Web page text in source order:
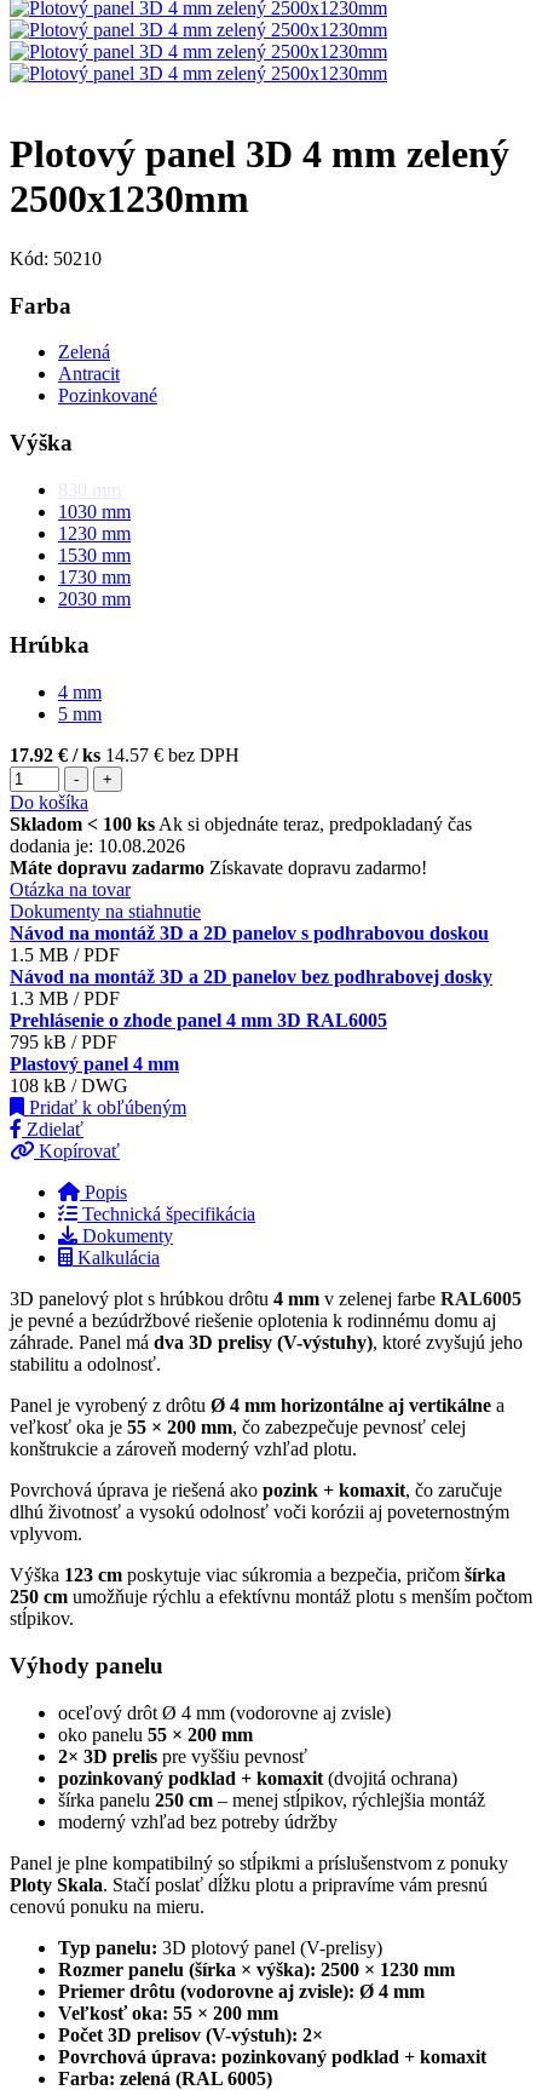
Plotový panel 3D 4 mm zelený
2500x1230mm
Kód: 50210
Farba
Zelená
Antracit
Pozinkované
Výška
830 mm
1030 mm
1230 mm
1530 mm
1730 mm
2030 mm
Hrúbka
4 mm
5 mm
17.92 € / ks 14.57 € bez DPH
- +
Do košíka
Skladom < 100 ks Ak si objednáte teraz, predpokladaný čas
dodania je: 10.08.2026
Máte dopravu zadarmo Získavate dopravu zadarmo!
Otázka na tovar
Dokumenty na stiahnutie
Návod na montáž 3D a 2D panelov s podhrabovou doskou
1.5 MB / PDF
Návod na montáž 3D a 2D panelov bez podhrabovej dosky
1.3 MB / PDF
Prehlásenie o zhode panel 4 mm 3D RAL6005
795 kB / PDF
Plastový panel 4 mm
108 kB / DWG
Pridať k obľúbeným
Zdielať
Kopírovať
Popis
Technická špecifikácia
Dokumenty
Kalkulácia
3D panelový plot s hrúbkou drôtu 4 mm v zelenej farbe RAL6005
je pevné a bezúdržbové riešenie oplotenia k rodinnému domu aj
záhrade. Panel má dva 3D prelisy (V-výstuhy), ktoré zvyšujú jeho
stabilitu a odolnosť.
Panel je vyrobený z drôtu Ø 4 mm horizontálne aj vertikálne a
veľkosť oka je 55 × 200 mm, čo zabezpečuje pevnosť celej
konštrukcie a zároveň moderný vzhľad plotu.
Povrchová úprava je riešená ako pozink + komaxit, čo zaručuje
dlhú životnosť a vysokú odolnosť voči korózii aj poveternostným
vplyvom.
Výška 123 cm poskytuje viac súkromia a bezpečia, pričom šírka
250 cm umožňuje rýchlu a efektívnu montáž plotu s menším počtom
stĺpikov.
Výhody panelu
oceľový drôt Ø 4 mm (vodorovne aj zvisle)
oko panelu 55 × 200 mm
2× 3D prelis pre vyššiu pevnosť
pozinkovaný podklad + komaxit (dvojitá ochrana)
šírka panelu 250 cm – menej stĺpikov, rýchlejšia montáž
moderný vzhľad bez potreby údržby
Panel je plne kompatibilný so stĺpikmi a príslušenstvom z ponuky
Ploty Skala. Stačí poslať dĺžku plotu a pripravíme vám presnú
cenovú ponuku na mieru.
Typ panelu: 3D plotový panel (V-prelisy)
Rozmer panelu (šírka × výška): 2500 × 1230 mm
Priemer drôtu (vodorovne aj zvisle): Ø 4 mm
Veľkosť oka: 55 × 200 mm
Počet 3D prelisov (V-výstuh): 2×
Povrchová úprava: pozinkovaný podklad + komaxit
Farba: zelená (RAL 6005)